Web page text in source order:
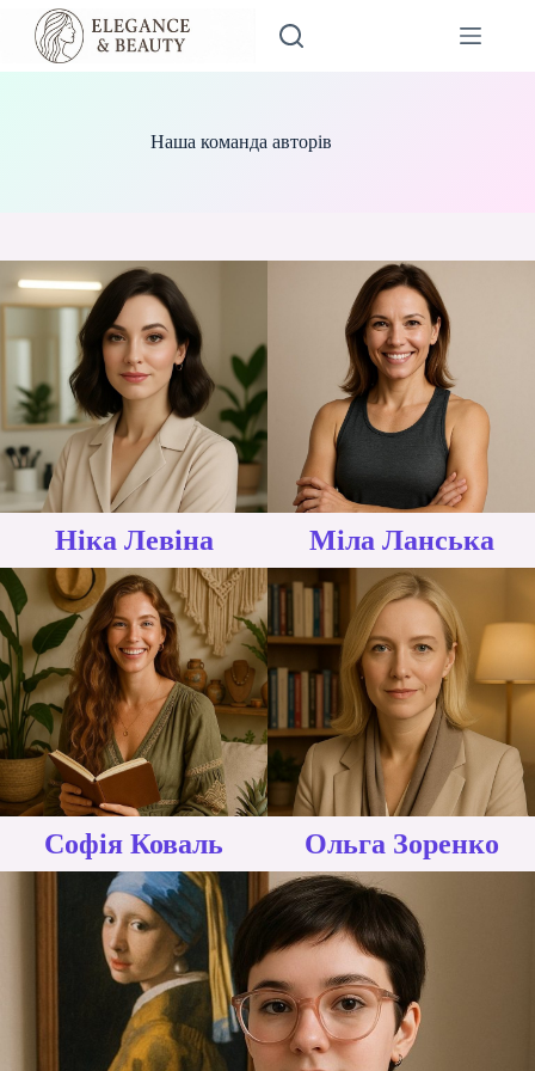
Перейти
вмісту
Наша команда авторів
Ніка Левіна Міла Ланська
Софія Коваль Ольга Зоренко